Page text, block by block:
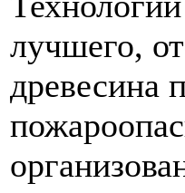
лучшего,
древесина